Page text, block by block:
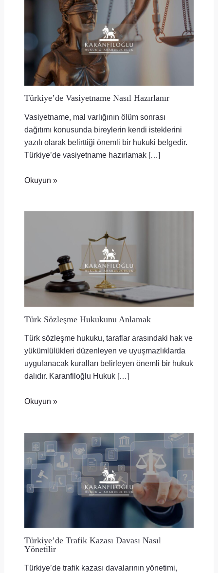
Türkiye’de Vasiyetname Nasıl Hazırlanır
Vasiyetname, mal varlığının ölüm sonrası
dağıtımı konusunda bireylerin kendi isteklerini
yazılı olarak belirttiği önemli bir hukuki belgedir.
Türkiye’de vasiyetname hazırlamak […]
Okuyun »
Türk Sözleşme Hukukunu Anlamak
Türk sözleşme hukuku, taraflar arasındaki hak ve
yükümlülükleri düzenleyen ve uyuşmazlıklarda
uygulanacak kuralları belirleyen önemli bir hukuk
dalıdır. Karanfiloğlu Hukuk […]
Okuyun »
Türkiye’de Trafik Kazası Davası Nasıl
Yönetilir
Türkiye’de trafik kazası davalarının yönetimi,